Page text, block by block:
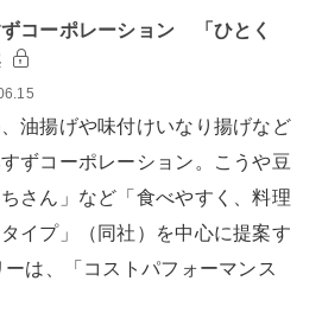
コーポレーション 「ひとく
油揚げや味付けいなり揚げなど
ずコーポレーション。こうや豆
さん」など「食べやすく、料理
イプ」（同社）を中心に提案す
は、「コストパフォーマンス